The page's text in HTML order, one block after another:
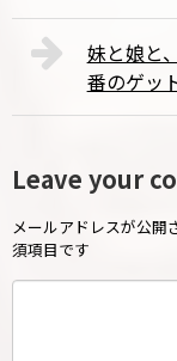
妹と娘と
番のゲッ
Leave your
メールアドレスが公開
須項目です